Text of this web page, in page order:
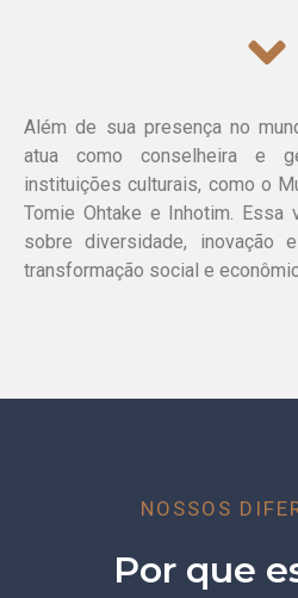
Além de sua presença no
atua como conselheira e
instituições culturais, como o
Tomie Ohtake e Inhotim. Essa
sobre diversidade, inovação
transformação social e
NOSSOS
Por que